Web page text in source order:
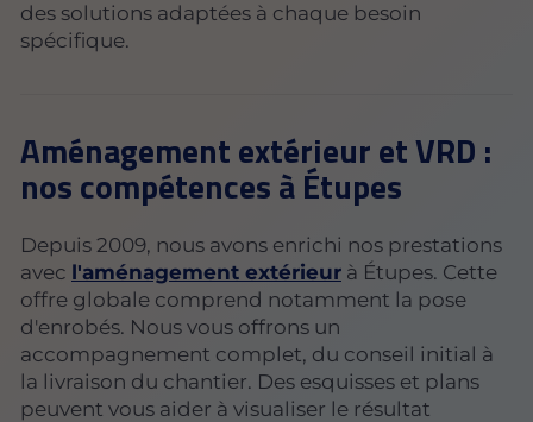
des solutions adaptées à chaque besoin
spécifique.
Aménagement extérieur et VRD :
nos compétences à Étupes
Depuis 2009, nous avons enrichi nos prestations
avec l'aménagement extérieur à Étupes. Cette
offre globale comprend notamment la pose
d'enrobés. Nous vous offrons un
accompagnement complet, du conseil initial à
la livraison du chantier. Des esquisses et plans
peuvent vous aider à visualiser le résultat